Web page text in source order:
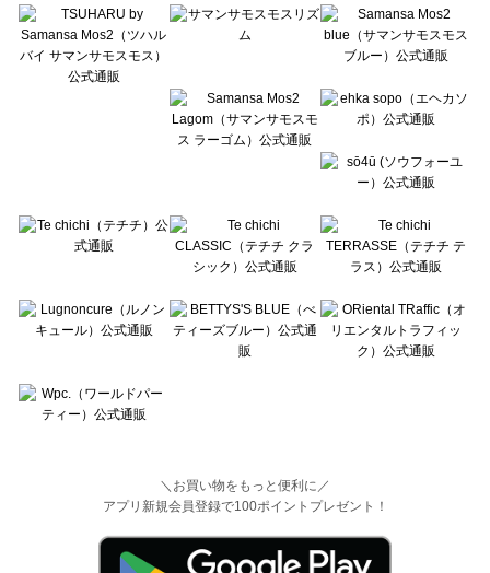
Lugnoncure（ルノンキュール）のボトムス一覧
BETTY'S BLUE（べティーズブルー）のボトムス一覧
Wpc.（ワールドパーティー）のボトムス一覧
＼お買い物をもっと便利に／
アプリ新規会員登録で100ポイントプレゼント！